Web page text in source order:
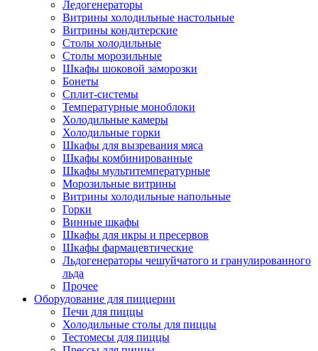
Ледогенераторы
Витрины холодильные настольные
Витрины кондитерские
Столы холодильные
Столы морозильные
Шкафы шоковой заморозки
Бонеты
Сплит-системы
Температурные моноблоки
Холодильные камеры
Холодильные горки
Шкафы для вызревания мяса
Шкафы комбинированные
Шкафы мультитемпературные
Морозильные витрины
Витрины холодильные напольные
Горки
Винные шкафы
Шкафы для икры и пресервов
Шкафы фармацевтические
Льдогенераторы чешуйчатого и гранулированного
льда
Прочее
Оборудование для пиццерии
Печи для пиццы
Холодильные столы для пиццы
Тестомесы для пиццы